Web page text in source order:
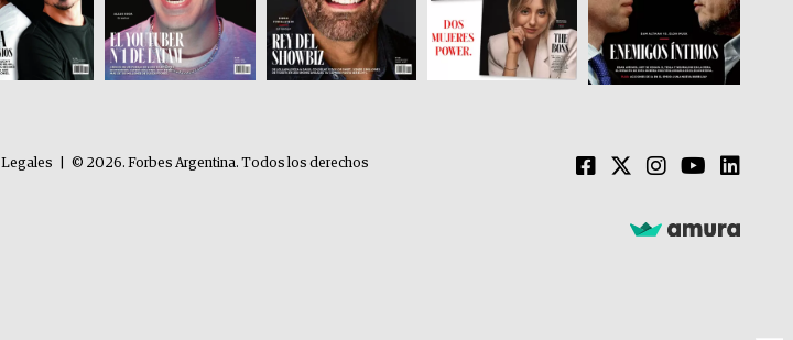
Legales
© 2026. Forbes Argentina. Todos los derechos